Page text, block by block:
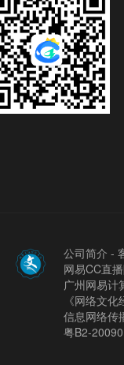
公司简介 -
网易CC直
广州网易计
《网络文
信息网络传
粤B2-